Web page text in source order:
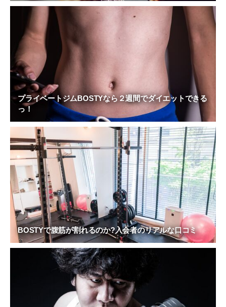
プライベートジムBOSTYなら２週間でダイエットできる
っ！
BOSTYで腹筋が割れるのか?入会者のリアルな口コミ